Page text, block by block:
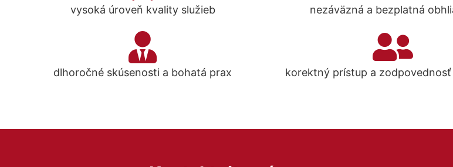
vysoká úroveň kvality služieb nezáväzná a bezplatná
dlhoročné skúsenosti a bohatá prax korektný prístup a zodpovednosť